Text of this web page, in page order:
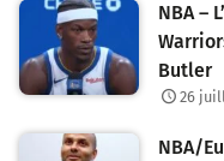
NBA –
Butler
26
NBA/